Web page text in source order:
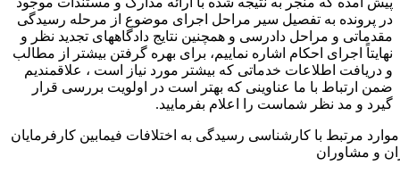
در پرونده به تفصیل سیر مراحل اجرای موضوع از مرحله رسیدگی
مقدماتی و مراحل دادرسی و همچنین نتایج دادگاههای تجدید نظر و
نهایتاً اجرای احکام اشاره نماییم، برای بهره گرفتن بیشتر از مطالب
و دریافت اطلاعات خدماتی که بیشتر مورد نیاز است ، علاقمندیم
ضمن ارتباط با ما عناوینی که بهتر است در اولویت بررسی قرار
گیرد و مد نظر شماست را اعلام بفرمایید.